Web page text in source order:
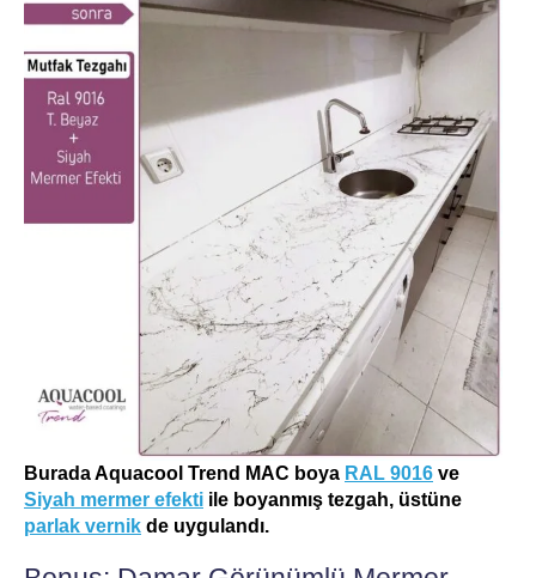
Burada Aquacool Trend MAC boya RAL 9016 ve
Siyah mermer efekti ile boyanmış tezgah, üstüne
parlak vernik de uygulandı.